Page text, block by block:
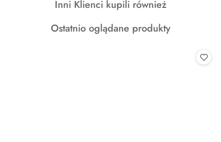
statusie:
statusie:
Produkty
statusie:
Inni Klienci kupili również
Produkty
Ostatnio oglądane produkty